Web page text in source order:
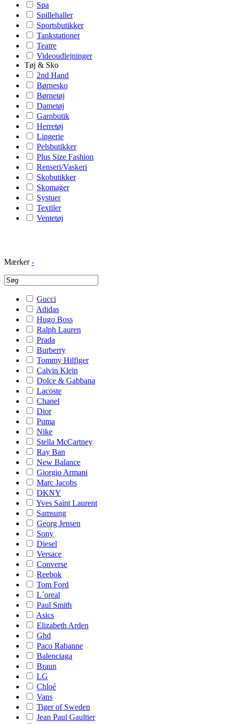
Spa
Spillehaller
Sportsbutikker
Tankstationer
Teatre
Videoudlejninger
Tøj & Sko
2nd Hand
Børnesko
Børnetøj
Dametøj
Garnbutik
Herretøj
Lingerie
Pelsbutikker
Plus Size Fashion
Renseri/Vaskeri
Skobutikker
Skomager
Systuer
Textiler
Ventetøj
Mærker -
Gucci
Adidas
Hugo Boss
Ralph Lauren
Prada
Burberry
Tommy Hilfiger
Calvin Klein
Dolce & Gabbana
Lacoste
Chanel
Dior
Puma
Nike
Stella McCartney
Ray Ban
New Balance
Giorgio Armani
Marc Jacobs
DKNY
Yves Saint Laurent
Samsung
Georg Jensen
Sony
Diesel
Versace
Converse
Reebok
Tom Ford
L´oreal
Paul Smith
Asics
Elizabeth Arden
Ghd
Paco Rabanne
Balenciaga
Braun
LG
Chloé
Vans
Tiger of Sweden
Jean Paul Gaultier